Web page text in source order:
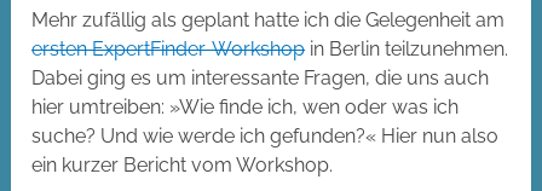
Mehr zufällig als geplant hatte ich die Gelegenheit am
ersten ExpertFinder-Workshopin Berlin teilzunehmen.
Dabei ging es um interessante Fragen, die uns auch
hier umtreiben: »Wie finde ich, wen oder was ich
suche? Und wie werde ich gefunden?« Hier nun also
ein kurzer Bericht vom Workshop.